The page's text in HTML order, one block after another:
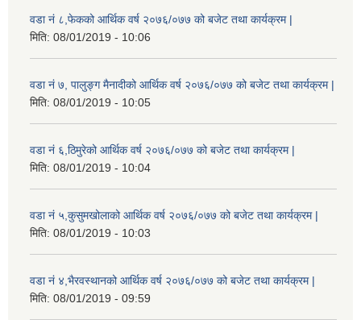
वडा नं ८,फेकको आर्थिक वर्ष २०७६/०७७ को बजेट तथा कार्यक्रम |
मिति: 08/01/2019 - 10:06
वडा नं ७, पालुङ्ग मैनादीको आर्थिक वर्ष २०७६/०७७ को बजेट तथा कार्यक्रम |
मिति: 08/01/2019 - 10:05
वडा नं ६,ठिमुरेको आर्थिक वर्ष २०७६/०७७ को बजेट तथा कार्यक्रम |
मिति: 08/01/2019 - 10:04
वडा नं ५,कुसुमखोलाको आर्थिक वर्ष २०७६/०७७ को बजेट तथा कार्यक्रम |
मिति: 08/01/2019 - 10:03
वडा नं ४,भैरवस्थानको आर्थिक वर्ष २०७६/०७७ को बजेट तथा कार्यक्रम |
मिति: 08/01/2019 - 09:59